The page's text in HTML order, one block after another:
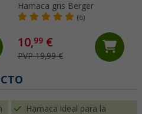
Hamaca gris Berger
(6)
10,99€
PVP 19,99 €
Hamaca ideal para la